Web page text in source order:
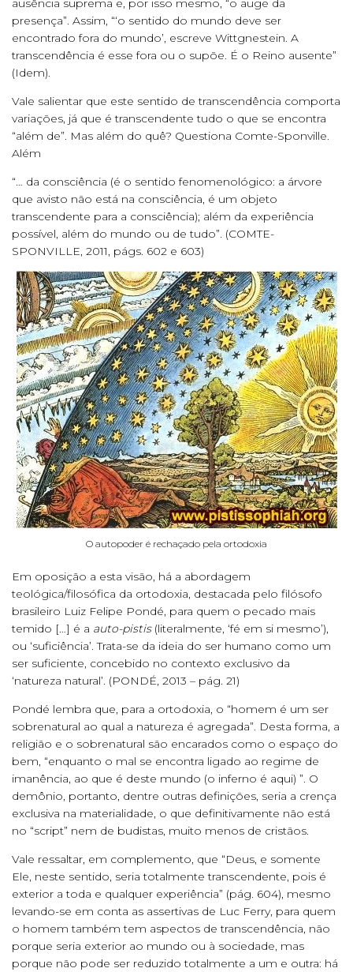
ausência suprema e, por isso mesmo, “o auge da
presença”. Assim, “‘o sentido do mundo deve ser
encontrado fora do mundo’, escreve Wittgnestein. A
transcendência é esse fora ou o supõe. É o Reino ausente”
(Idem).
Vale salientar que este sentido de transcendência comporta
variações, já que é transcendente tudo o que se encontra
“além de”. Mas além do quê? Questiona Comte-Sponville.
Além
“… da consciência (é o sentido fenomenológico: a árvore
que avisto não está na consciência, é um objeto
transcendente para a consciência); além da experiência
possível, além do mundo ou de tudo”. (COMTE-
SPONVILLE, 2011, págs. 602 e 603)
O autopoder é rechaçado pela ortodoxia
Em oposição a esta visão, há a abordagem
teológica/filosófica da ortodoxia, destacada pelo filósofo
brasileiro Luiz Felipe Pondé, para quem o pecado mais
temido […] é a auto-pistis(literalmente, ‘fé em si mesmo’),
ou ‘suficiência’. Trata-se da ideia do ser humano como um
ser suficiente, concebido no contexto exclusivo da
‘natureza natural’. (PONDÉ, 2013 – pág. 21)
Pondé lembra que, para a ortodoxia, o “homem é um ser
sobrenatural ao qual a natureza é agregada”. Desta forma, a
religião e o sobrenatural são encarados como o espaço do
bem, “enquanto o mal se encontra ligado ao regime de
imanência, ao que é deste mundo (o inferno é aqui) ”. O
demônio, portanto, dentre outras definições, seria a crença
exclusiva na materialidade, o que definitivamente não está
no “script” nem de budistas, muito menos de cristãos.
Vale ressaltar, em complemento, que “Deus, e somente
Ele, neste sentido, seria totalmente transcendente, pois é
exterior a toda e qualquer experiência” (pág. 604), mesmo
levando-se em conta as assertivas de Luc Ferry, para quem
o homem também tem aspectos de transcendência, não
porque seria exterior ao mundo ou à sociedade, mas
porque não pode ser reduzido totalmente a um e outra: há